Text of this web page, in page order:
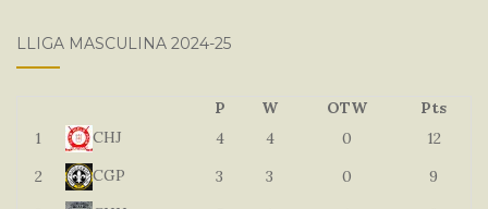
LLIGA MASCULINA 2024-25
P W OTW
Pts
1
CHJ 4 4 0
12
2
CGP 3 3 0
9